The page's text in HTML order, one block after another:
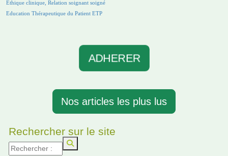
Ethique clinique, Relation soignant soigné
Education Thérapeutique du Patient ETP
ADHERER
Nos articles les plus lus
Rechercher sur le site